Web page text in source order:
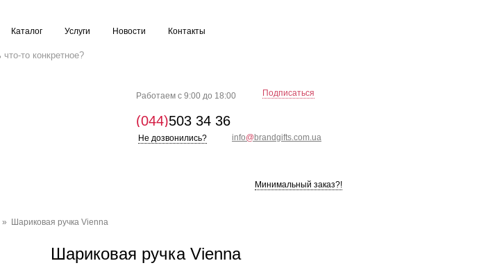
Каталог Услуги Новости Контакты
Работаем с 9:00 до 18:00 Подписаться
(044)503 34 36
Не дозвонились? info@ brandgifts.com.ua
Минимальный заказ?!
» Шариковая ручка Vienna
Шариковая ручка Vienna